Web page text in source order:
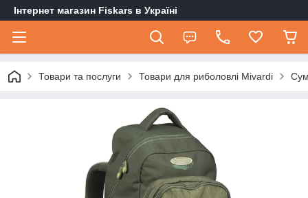
Інтернет магазин Fiskars в Україні
Товари та послуги Товари для риболовлі Mivardi